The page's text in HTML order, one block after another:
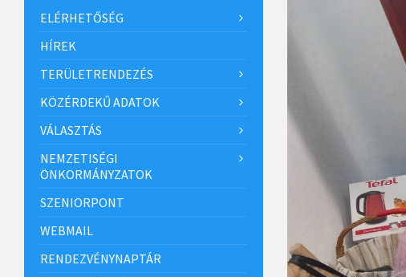
ELÉRHETŐSÉG
HÍREK
TERÜLETRENDEZÉS
KÖZÉRDEKŰ ADATOK
VÁLASZTÁS
NEMZETISÉGI
ÖNKORMÁNYZATOK
SZENIORPONT
WEBMAIL
RENDEZVÉNYNAPTÁR